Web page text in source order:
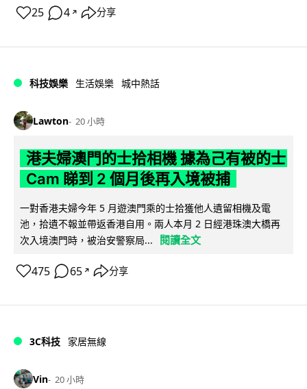
25 4 ↗ 分享
科技娛樂 生活娛樂 城中熱話
Lawton 20 小時
港夫婦澳門的士拾相機 據為己有被的士
Cam 睇到 2 個月後再入境被捕
一對香港夫婦今年 5 月遊澳門乘的士拾獲他人遺留相機及電
池，拾遺不報並帶返香港自用。兩人本月 2 日經港珠澳大橋再
次入境澳門時，被治安警察局...
閱讀全文
475 65 ↗ 分享
3C科技 家居無線
Vin 20 小時